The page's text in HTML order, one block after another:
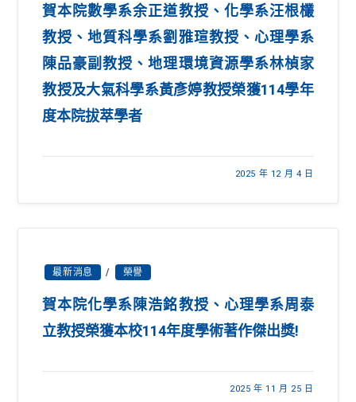
賀本院數學系余正道教授、化學系汪根欉
教授、地質科學系劉雅瑄教授、心理學系
陳品豪副教授、地理環境資源學系林楨家
教授及大氣科學系黃彥婷教授榮獲114學年
度本院拔萃學者
2025 年 12 月 4 日
最新消息 / 榮譽
賀本院化學系陳浩銘教授、心理學系周泰
立教授榮獲本校114年度學術著作傑出獎!
2025 年 11 月 25 日